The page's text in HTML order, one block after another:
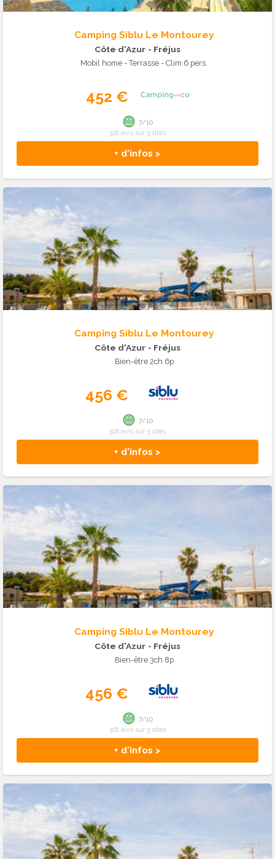
Camping Siblu Le Montourey
Côte d'Azur - Fréjus
Mobil home - Terrasse - Clim 6 pers.
452 €
+ d'infos >
7/10
318 avis sur 3 sites
Camping Siblu Le Montourey
Côte d'Azur - Fréjus
Bien-être 2ch 6p
456 €
+ d'infos >
7/10
318 avis sur 3 sites
Camping Siblu Le Montourey
Côte d'Azur - Fréjus
Bien-être 3ch 8p
456 €
+ d'infos >
7/10
318 avis sur 3 sites